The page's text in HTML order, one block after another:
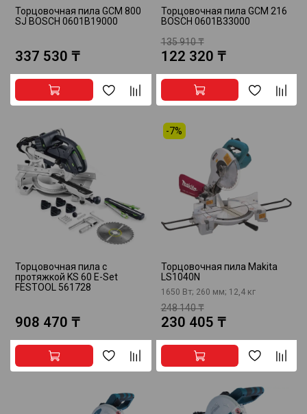
Торцовочная пила GCM 800
SJ BOSCH 0601B19000
337 530 ₸
Торцовочная пила GCM 216
BOSCH 0601B33000
135 910 ₸
122 320 ₸
Торцовочная пила с
протяжкой KS 60 E-Set
FESTOOL 561728
908 470 ₸
-7%
Торцовочная пила Makita
LS1040N
1650 Вт; 260 мм; 12,4 кг
248 140 ₸
230 405 ₸